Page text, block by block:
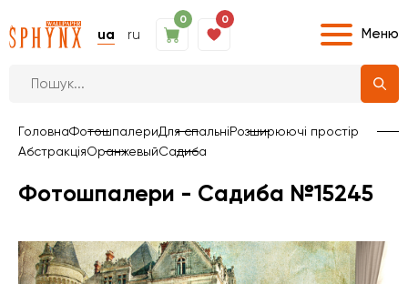
ua ru
0 0
Меню
ГоловнаФотошпалериДля спальніРозширюючі простір
АбстракціяОранжевыйСадиба
Фотошпалери - Садиба №15245